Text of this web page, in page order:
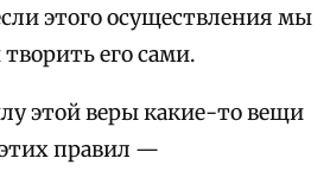
этого осуществления мы
его сами.
этой веры какие-то вещи
правил —